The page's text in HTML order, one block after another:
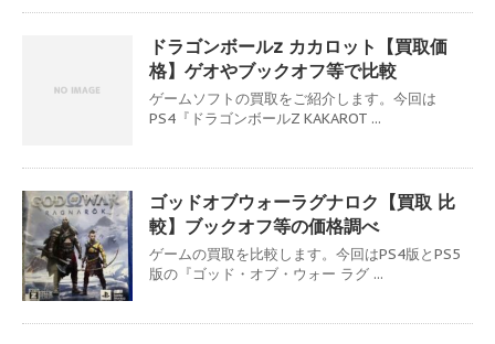
ドラゴンボールz カカロット【買取価
格】ゲオやブックオフ等で比較
ゲームソフトの買取をご紹介します。今回は
PS4『ドラゴンボールZ KAKAROT ...
ゴッドオブウォーラグナロク【買取 比
較】ブックオフ等の価格調べ
ゲームの買取を比較します。今回はPS4版とPS5
版の『ゴッド・オブ・ウォー ラグ ...